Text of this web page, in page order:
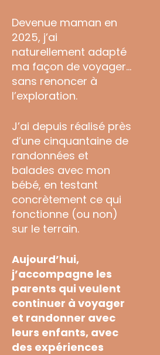
Devenue maman en
2025, j’ai
naturellement adapté
ma façon de voyager…
sans renoncer à
l’exploration.
J’ai depuis réalisé près
d’une cinquantaine de
randonnées et
balades avec mon
bébé, en testant
concrètement ce qui
fonctionne (ou non)
sur le terrain.
Aujourd’hui,
j’accompagne les
parents qui veulent
continuer à voyager
et randonner avec
leurs enfants, avec
des expériences